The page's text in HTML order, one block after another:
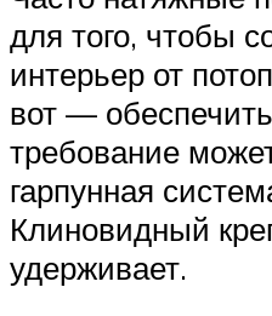
для того, чтобы
интерьер от
вот —
требование
гарпунная
Клиновидный
удерживает.